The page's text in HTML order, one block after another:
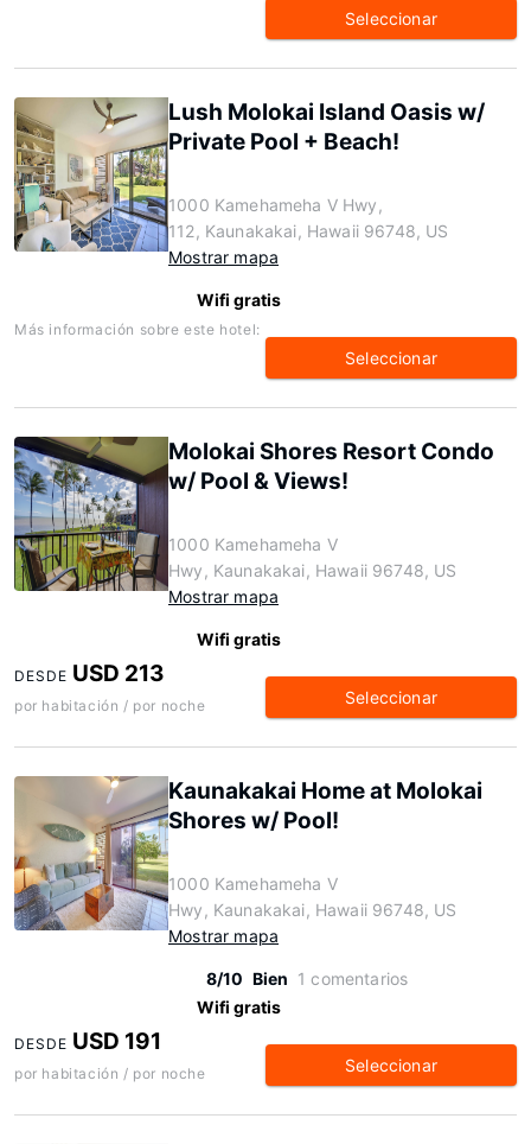
Seleccionar
Lush Molokai Island Oasis w/
Private Pool + Beach!
1000 Kamehameha V Hwy,
112, Kaunakakai, Hawaii 96748, US
Mostrar mapa
Wifi gratis
Más información sobre este hotel:
Seleccionar
Molokai Shores Resort Condo
w/ Pool & Views!
1000 Kamehameha V
Hwy, Kaunakakai, Hawaii 96748, US
Mostrar mapa
Wifi gratis
DESDE USD 213
por habitación / por noche Seleccionar
Kaunakakai Home at Molokai
Shores w/ Pool!
1000 Kamehameha V
Hwy, Kaunakakai, Hawaii 96748, US
Mostrar mapa
8/10 Bien 1 comentarios
Wifi gratis
DESDE USD 191
por habitación / por noche Seleccionar